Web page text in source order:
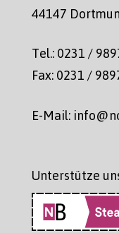
44147
Tel.: 0231 /
Fax: 0231 /
E-Mail:
Unterstütze